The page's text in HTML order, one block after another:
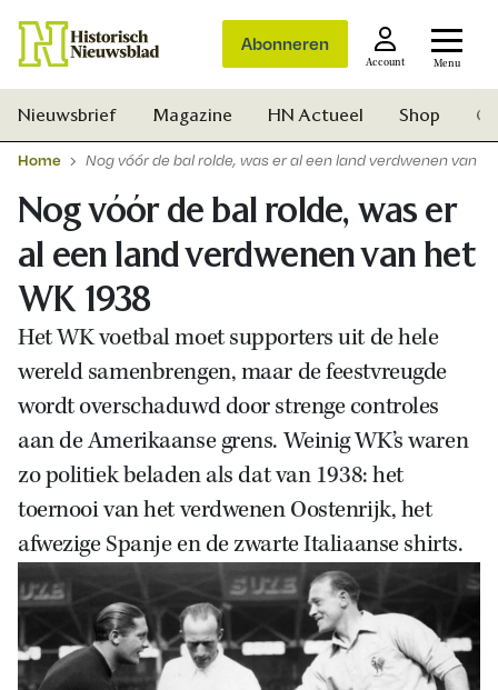
Abonneren
Account Menu
Zoek
Nieuwsbrief Magazine HN Actueel Shop
Home Nog vóór de bal rolde, was er al een land verdwenen van
Nog vóór de bal rolde, was er
al een land verdwenen van het
WK 1938
Het WK voetbal moet supporters uit de hele
wereld samenbrengen, maar de feestvreugde
wordt overschaduwd door strenge controles
aan de Amerikaanse grens.Weinig WK’s waren
zo politiek beladen als dat van 1938: het
toernooi van het verdwenen Oostenrijk, het
afwezige Spanje en de zwarte Italiaanse shirts.